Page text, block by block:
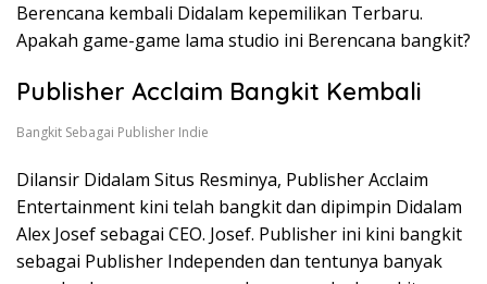
Berencana kembali Didalam kepemilikan Terbaru.
Apakah game-game lama studio ini Berencana bangkit?
Publisher Acclaim Bangkit Kembali
Bangkit Sebagai Publisher Indie
Dilansir Didalam Situs Resminya, Publisher Acclaim
Entertainment kini telah bangkit dan dipimpin Didalam
Alex Josef sebagai CEO. Josef. Publisher ini kini bangkit
sebagai Publisher Independen dan tentunya banyak